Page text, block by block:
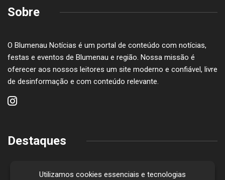
Sobre
O Blumenau Notícias é um portal de conteúdo com notícias,
festas e eventos de Blumenau e região. Nossa missão é
oferecer aos nossos leitores um site moderno e confiável, livre
de desinformação e com conteúdo relevante.
Destaques
Utilizamos cookies essenciais e tecnologias